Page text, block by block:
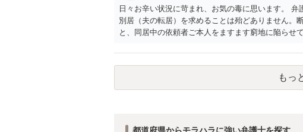
日々お辛い状況に苛まれ、お気の毒に思います。
別居（夫の転居）を求めることは殆どありません。
と、同居中の依頼者ご本人をますます窮地に陥らせ
もっ